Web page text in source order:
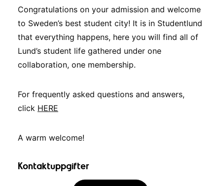
Congratulations on your admission and welcome
to Sweden’s best student city! It is in Studentlund
that everything happens, here you will find all of
Lund’s student life gathered under one
collaboration, one membership.
For frequently asked questions and answers,
click HERE
A warm welcome!
Kontaktuppgifter